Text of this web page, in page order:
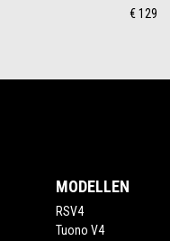
€ 129
MODELLEN
RSV4
Tuono V4